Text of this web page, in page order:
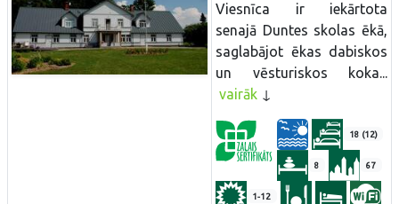
Viesnīca ir iekārtota
senajā Duntes skolas ēkā,
saglabājot ēkas dabiskos
un vēsturiskos koka...
vairāk
18 (12)
8 67
1-12